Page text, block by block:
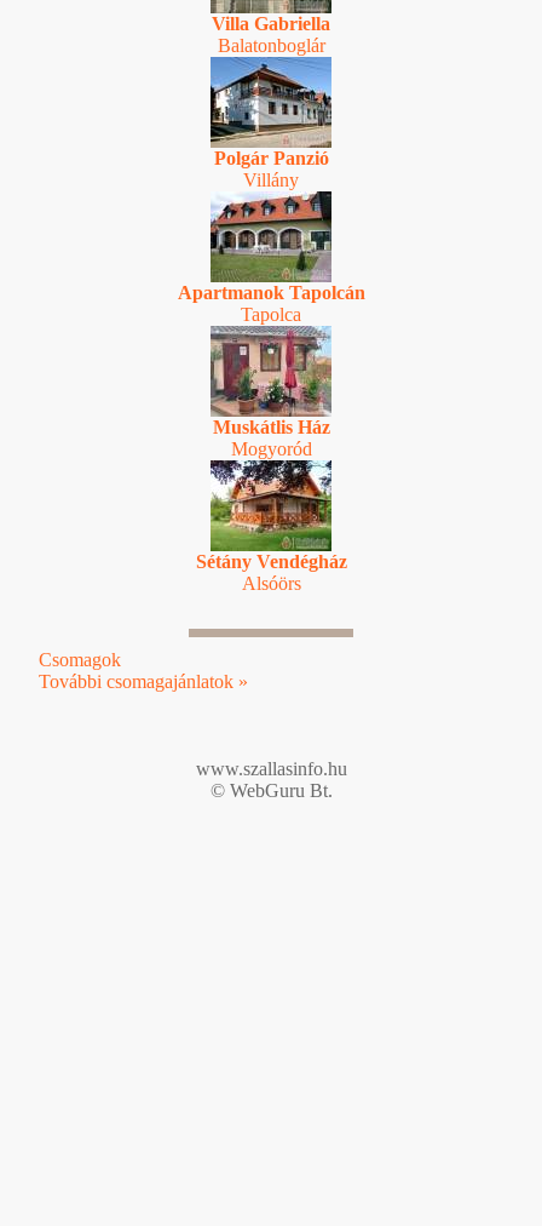
Villa Gabriella
Balatonboglár
Polgár Panzió
Villány
Apartmanok Tapolcán
Tapolca
Muskátlis Ház
Mogyoród
Sétány Vendégház
Alsóörs
Csomagok
További csomagajánlatok »
www.szallasinfo.hu
© WebGuru Bt.